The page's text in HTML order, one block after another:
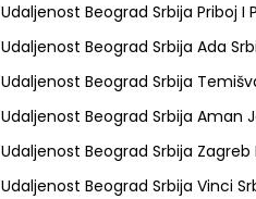
Udaljenost Beograd Srbija Priboj I
Udaljenost Beograd Srbija Ada
Udaljenost Beograd Srbija
Udaljenost Beograd Srbija Aman
Udaljenost Beograd Srbija Zagreb
Udaljenost Beograd Srbija Vinci